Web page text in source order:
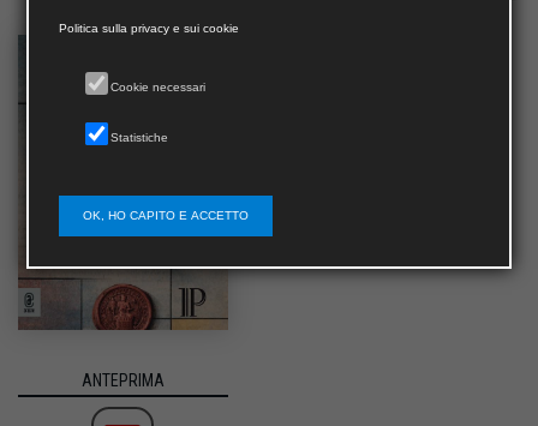
ANTEPRIMA
Politica sulla privacy e sui cookie
Cookie necessari
Statistiche
OK, HO CAPITO E ACCETTO